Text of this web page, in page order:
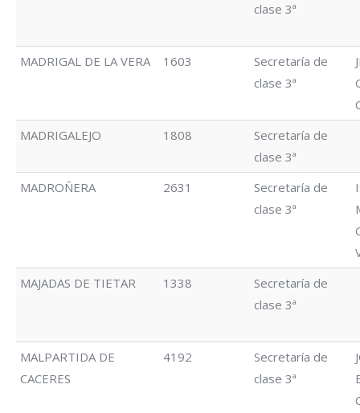
clase 3ª
MADRIGAL DE LA VERA 1603
Secretaría de
clase 3ª
MADRIGALEJO
1808
Secretaría de
clase 3ª
MADROÑERA
2631
Secretaría de
clase 3ª
MAJADAS DE TIETAR
1338
Secretaría de
clase 3ª
MALPARTIDA DE
CACERES
4192
Secretaría de
clase 3ª